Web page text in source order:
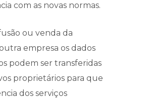
com as novas normas.
ou venda da
empresa os dados
podem ser transferidas
proprietários para que
dos serviços